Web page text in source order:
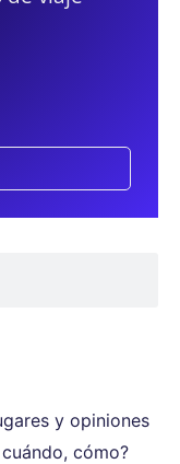
y opiniones
cómo?